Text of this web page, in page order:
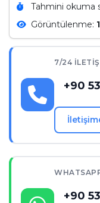
Tahmini okuma
Görüntülenme:
7/24
+90
+90